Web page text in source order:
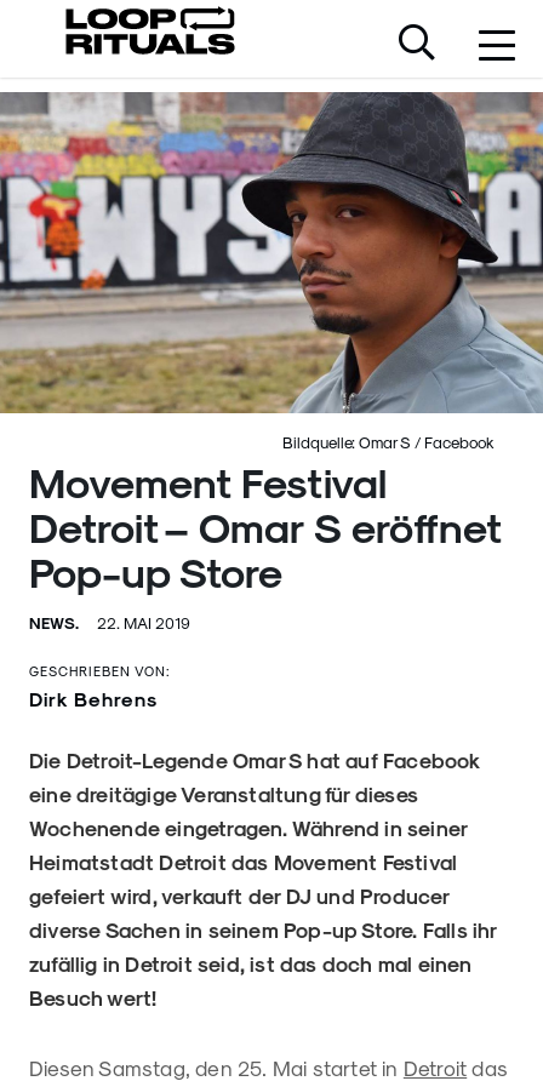
Bildquelle: Omar S / Facebook
Movement Festival
Detroit – Omar S eröffnet
Pop-up Store
NEWS. 22. MAI 2019
GESCHRIEBEN VON:
Dirk Behrens
Die Detroit-Legende Omar S hat auf Facebook
eine dreitägige Veranstaltung für dieses
Wochenende eingetragen. Während in seiner
Heimatstadt Detroit das Movement Festival
gefeiert wird, verkauft der DJ und Producer
diverse Sachen in seinem Pop-up Store. Falls ihr
zufällig in Detroit seid, ist das doch mal einen
Besuch wert!
Diesen Samstag, den 25. Mai startet in Detroit das